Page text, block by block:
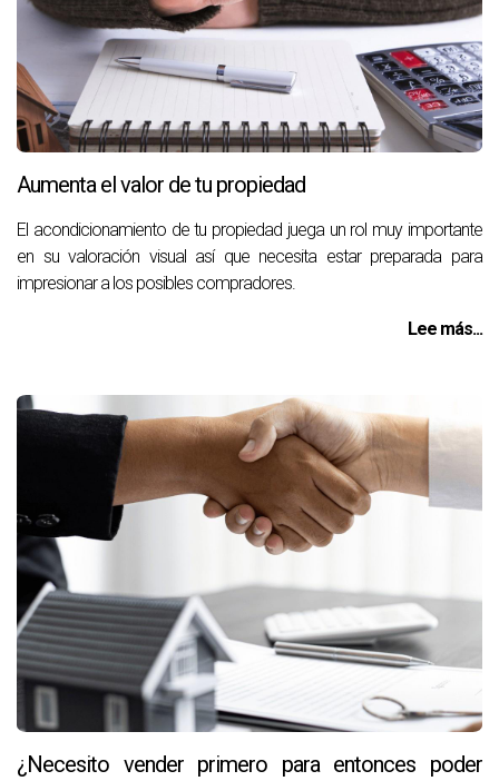
Aumenta el valor de tu propiedad
El acondicionamiento de tu propiedad juega un rol muy importante
en su valoración visual así que necesita estar preparada para
impresionar a los posibles compradores.
Lee más...
¿Necesito vender primero para entonces poder